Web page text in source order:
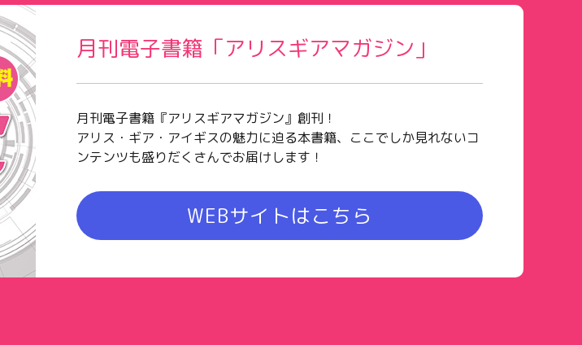
月刊電子書籍「アリスギアマガジン」
月刊電子書籍『アリスギアマガジン』創刊！
アリス・ギア・アイギスの魅力に迫る本書籍、ここでしか見れないコ
ンテンツも盛りだくさんでお届けします！
WEBサイトはこちら